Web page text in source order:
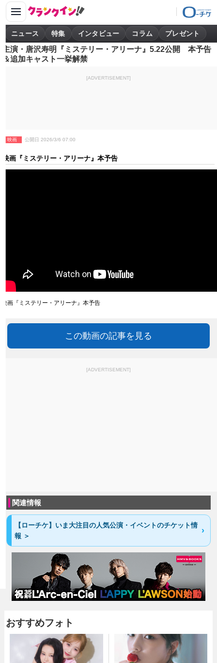
ニュース 特集 インタビュー コラム プレゼント
主演・唐沢寿明『ミステリー・アリーナ』5.22公開 本予告
＆追加キャスト一挙解禁
[ADVERTISEMENT]
映画 公開日 2026/3/6 07:00
映画『ミステリー・アリーナ』本予告
映画『ミステリー・アリーナ』本予告
この動画の記事を見る
[ADVERTISEMENT]
関連情報
【ローチケ】いま大注目の人気公演・イベントのチケット情
報 ＞
おすすめフォト